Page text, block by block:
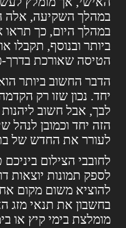
במהלך השקיעה, אלה
במהלך היום, כך תראו
ביותר ובנוסף, תקבלו
הטיסה שאורכת
הדבר החשוב ביותר
יחד. נכון שזו רק
לבך, אבל חשוב
הזה יחד וכמובן לנהל
לעורר את החדש של
לחובבי הצילום
לספק תמונות יוצאות
להוציא משום מקום
בחשבון את תנאי מזג
מומלצת בימי קיץ או